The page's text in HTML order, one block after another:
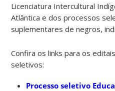
Licenciatura Intercultural
Atlântica e dos processos
suplementares de negros,
Confira os links para os
seletivos:
Processo seletivo